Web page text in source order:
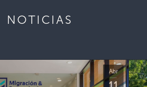
NOTICIAS
Abr